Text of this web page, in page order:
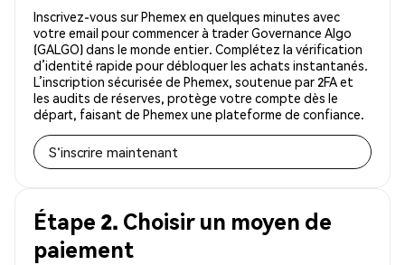
Inscrivez-vous sur Phemex en quelques minutes avec
votre email pour commencer à trader Governance Algo
(GALGO) dans le monde entier. Complétez la vérification
d’identité rapide pour débloquer les achats instantanés.
L’inscription sécurisée de Phemex, soutenue par 2FA et
les audits de réserves, protège votre compte dès le
départ, faisant de Phemex une plateforme de confiance.
S'inscrire maintenant
Étape 2. Choisir un moyen de
paiement